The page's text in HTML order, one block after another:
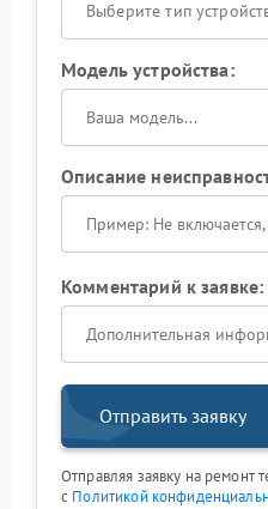
Выберите тип
Модель устройства:
Описание
Комментарий к заявке:
Отправить заявку
Отправляя заявку на ремонт
с Политикой